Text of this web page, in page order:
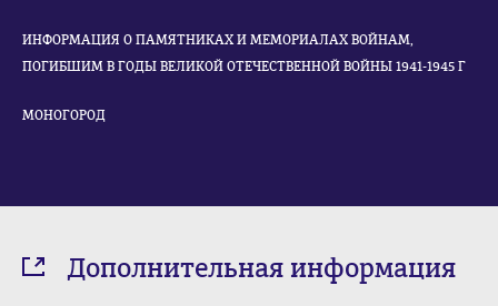
ИНФОРМАЦИЯ О ПАМЯТНИКАХ И МЕМОРИАЛАХ ВОЙНАМ,
ПОГИБШИМ В ГОДЫ ВЕЛИКОЙ ОТЕЧЕСТВЕННОЙ ВОЙНЫ 1941-1945 Г
МОНОГОРОД
Дополнительная информация